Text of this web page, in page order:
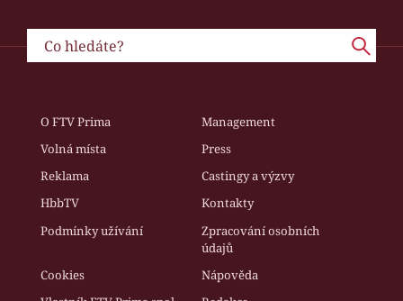
O FTV Prima
Management
Volná místa
Press
Reklama
Castingy a výzvy
HbbTV
Kontakty
Podmínky užívání
Zpracování osobních
údajů
Cookies
Nápověda